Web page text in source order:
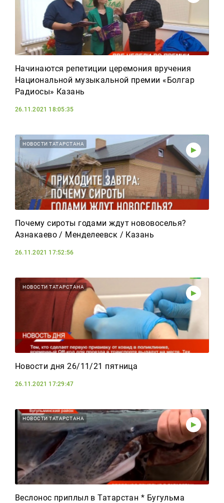
Начинаются репетиции церемония вручения
Национальной музыкальной премии «Болгар
Радиосы» Казань
26.11.2021 18:05:35
НОВОСТИ ТАТАРСТАНА
Почему сироты годами ждут нововоселья?
Азнакаево / Менделеевск / Казань
26.11.2021 17:52:56
НОВОСТИ ТАТАРСТАНА
Новости дня 26/11/21 пятница
26.11.2021 17:29:47
НОВОСТИ ТАТАРСТАНА
Веслонос приплыл в Татарстан * Бугульма